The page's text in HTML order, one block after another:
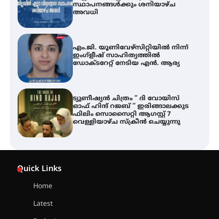
ഇംഗ്ളീഷ് സാഹിത്യത്തിൽ
ഡോക്ടറേറ്റ് നേടിയ എൻ. ആര്യ
ട്യുണീഷ്യൻ ചിത്രം ” ദി വോയിസ്
ഓഫ് ഹിന്ദ് റജബ് ” ഇരിങ്ങാലക്കുട
ഫിലിം സൊസൈറ്റി ആഗസ്റ്റ് 7
വെള്ളിയാഴ്ച സ്‌ക്രീൻ ചെയ്യുന്നു
തിരനോട്ടം ‘അരങ്ങ് 2026’ ഉണർന്നു
Quick Links
Home
Latest